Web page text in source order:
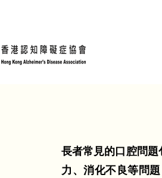
長者常見的口腔問
力、消化不良等問